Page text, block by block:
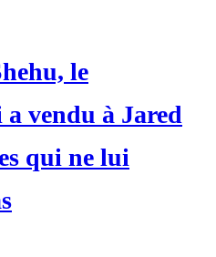
le
vendu à Jared
qui ne lui